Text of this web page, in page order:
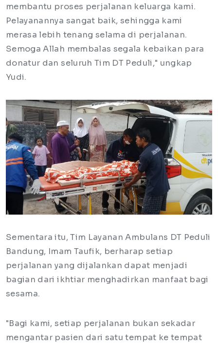
membantu proses perjalanan keluarga kami.
Pelayanannya sangat baik, sehingga kami
merasa lebih tenang selama di perjalanan.
Semoga Allah membalas segala kebaikan para
donatur dan seluruh Tim DT Peduli," ungkap
Yudi.
Sementara itu, Tim Layanan Ambulans DT Peduli
Bandung, Imam Taufik, berharap setiap
perjalanan yang dijalankan dapat menjadi
bagian dari ikhtiar menghadirkan manfaat bagi
sesama.
"Bagi kami, setiap perjalanan bukan sekadar
mengantar pasien dari satu tempat ke tempat